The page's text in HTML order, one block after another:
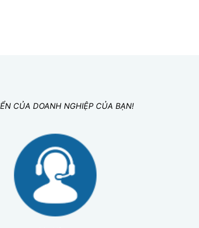
CỦA DOANH NGHIỆP CỦA BẠN!